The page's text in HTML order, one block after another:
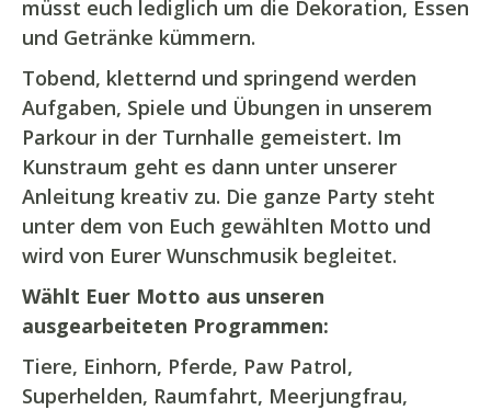
müsst euch lediglich um die Dekoration, Essen
und Getränke kümmern.
Tobend, kletternd und springend werden
Aufgaben, Spiele und Übungen in unserem
Parkour in der Turnhalle gemeistert. Im
Kunstraum geht es dann unter unserer
Anleitung kreativ zu. Die ganze Party steht
unter dem von Euch gewählten Motto und
wird von Eurer Wunschmusik begleitet.
Wählt Euer Motto aus unseren
ausgearbeiteten Programmen:
Tiere, Einhorn, Pferde, Paw Patrol,
Superhelden, Raumfahrt, Meerjungfrau,